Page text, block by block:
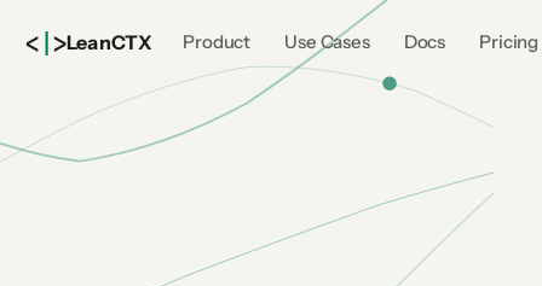
<|>LeanCTX Product Use Cases Docs Pricing